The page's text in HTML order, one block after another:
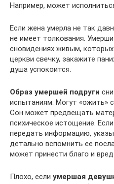
Например, может
Если жена умерла не так
не имеет толкования.
сновидениях живым,
церкви свечку, закажите
душа успокоится.
Образ умершей подруги
испытаниям. Могут «ожить»
Сон может предвещать
психическое истощение.
передать информацию,
детально вспомнить ее
может принести благо и вред.
Плохо, если умершая